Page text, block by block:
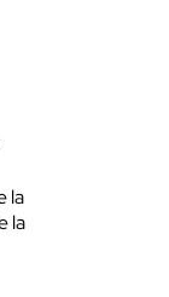
la
la